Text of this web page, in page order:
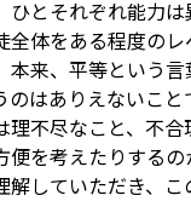
ひとそれぞれ能力
全体をある程度の
本来、平等という
はありえないこと
理不尽なこと、不
便を考えたりする
していただき、